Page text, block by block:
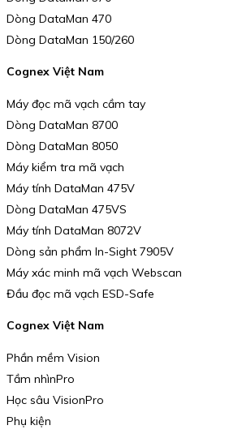
Dòng DataMan 470
Dòng DataMan 150/260
Cognex Việt Nam
Máy đọc mã vạch cầm tay
Dòng DataMan 8700
Dòng DataMan 8050
Máy kiểm tra mã vạch
Máy tính DataMan 475V
Dòng DataMan 475VS
Máy tính DataMan 8072V
Dòng sản phẩm In-Sight 7905V
Máy xác minh mã vạch Webscan
Đầu đọc mã vạch ESD-Safe
Cognex Việt Nam
Phần mềm Vision
Tầm nhìnPro
Học sâu VisionPro
Phụ kiện